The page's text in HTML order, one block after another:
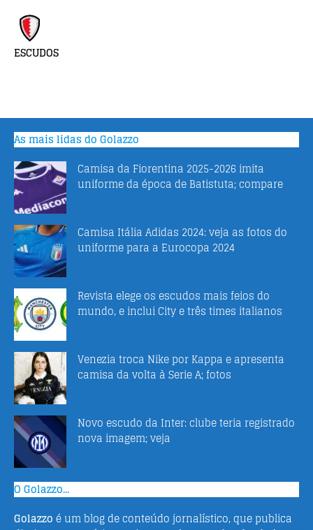
ESCUDOS
As mais lidas do Golazzo
Camisa da Fiorentina 2025-2026 imita
uniforme da época de Batistuta; compare
Camisa Itália Adidas 2024: veja as fotos do
uniforme para a Eurocopa 2024
Revista elege os escudos mais feios do
mundo, e inclui City e três times italianos
Venezia troca Nike por Kappa e apresenta
camisa da volta à Serie A; fotos
Novo escudo da Inter: clube teria registrado
nova imagem; veja
O Golazzo...
Golazzo é um blog de conteúdo jornalístico, que publica